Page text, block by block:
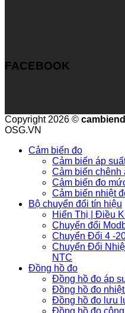
FACEBOOK
Copyright 2026 ©
OSG.VN
Cảm biến đo
Cảm biến áp
Cảm biến chênh
Cảm biến đo
Cảm biến nhiệt
Bộ chuyển đổi tín hiệu
Hiển Thị | Điều
Chuyển đổi
Chuyển Đổi 4 -
Chuyển Đổi
NTC
Đồng hồ đo
Đồng hồ đo áp
Đồng hồ đo
Đồng hồ đo lưu
Đồng hồ đo